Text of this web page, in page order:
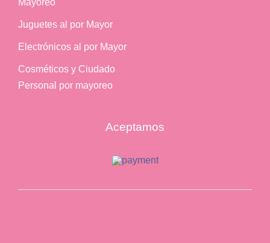
Mayoreo
Juguetes al por Mayor
Electrónicos al por Mayor
Cosméticos y Ciudado
Personal por mayoreo
Aceptamos